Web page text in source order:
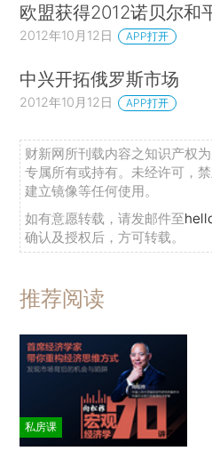
欧盟获得2012诺贝尔和
2012年10月12日 APP打开
中兴开拓俄罗斯市场
2012年10月12日 APP打开
财新网所刊载内容之知识产权
专属所有或持有。未经许可，
建立镜像等任何使用。
如有意愿转载，请发邮件至
确认及授权后，方可转载。
推荐阅读
私房课